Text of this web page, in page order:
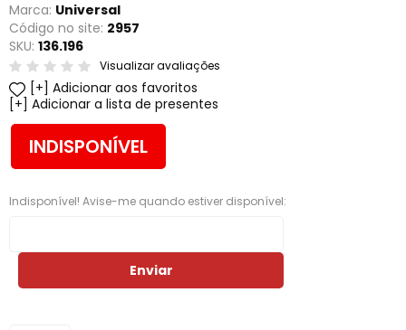
Marca: Universal
Código no site: 2957
SKU: 136.196
Visualizar avaliações
Adicionar aos favoritos
Adicionar a lista de presentes
INDISPONÍVEL
Indisponível! Avise-me quando estiver disponível:
Enviar